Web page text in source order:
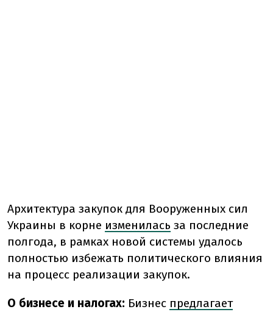
Архитектура закупок для Вооруженных сил
Украины в корне изменилась за последние
полгода, в рамках новой системы удалось
полностью избежать политического влияния
на процесс реализации закупок.
О бизнесе и налогах: Бизнес предлагает